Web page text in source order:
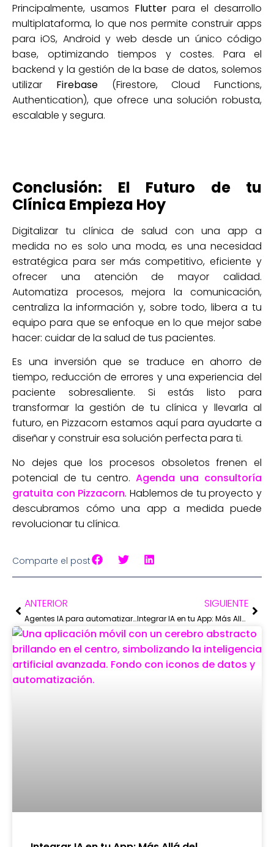
Principalmente, usamos Flutterpara el desarrollo
multiplataforma, lo que nos permite construir apps
para iOS, Android y web desde un único código
base, optimizando tiempos y costes. Para el
backend y la gestión de la base de datos, solemos
utilizar Firebase(Firestore, Cloud Functions,
Authentication), que ofrece una solución robusta,
escalable y segura.
Conclusión: El Futuro de tu
Clínica Empieza Hoy
Digitalizar tu clínica de salud con una app a
medida no es solo una moda, es una necesidad
estratégica para ser más competitivo, eficiente y
ofrecer una atención de mayor calidad.
Automatiza procesos, mejora la comunicación,
centraliza la información y, sobre todo, libera a tu
equipo para que se enfoque en lo que mejor sabe
hacer: cuidar de la salud de tus pacientes.
Es una inversión que se traduce en ahorro de
tiempo, reducción de errores y una experiencia del
paciente sobresaliente. Si estás listo para
transformar la gestión de tu clínica y llevarla al
futuro, en Pizzacorn estamos aquí para ayudarte a
diseñar y construir esa solución perfecta para ti.
No dejes que los procesos obsoletos frenen el
potencial de tu centro. Agenda una consultoría
gratuita con Pizzacorn. Hablemos de tu proyecto y
descubramos cómo una app a medida puede
revolucionar tu clínica.
Comparte el post
ANTERIOR
Agentes IA para automatizar procesos: La revolución silenciosa que integra tu negocio
SIGUIENTE
Integrar IA en tu App: Más Allá del Chatbot, Hacia un Cerebro Autónomo